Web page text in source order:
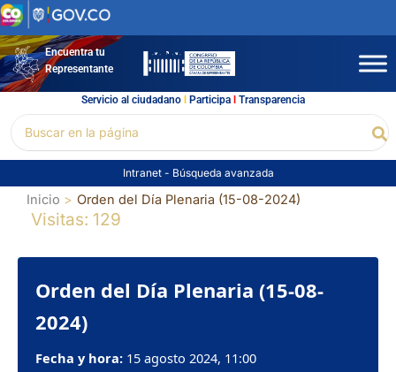
Ir
al
contenidoEncuentra tu
Representante
Servicio al ciudadano l Participal Transparencia
por:
Intranet - Búsqueda avanzada
Inicio Orden del Día Plenaria (15-08-2024)
Visitas: 129
Orden del Día Plenaria (15-08-
2024)
Fecha y hora: 15 agosto 2024, 11:00